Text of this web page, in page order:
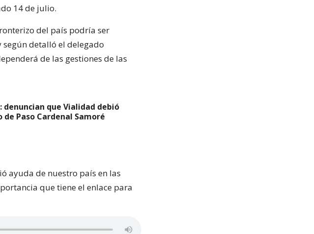
14 de julio.
del país podría ser
detalló el delegado
de las gestiones de las
denuncian que Vialidad debió
Paso Cardenal Samoré
ayuda de nuestro país en las
que tiene el enlace para